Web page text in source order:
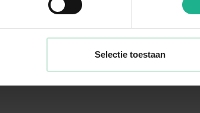
Selectie toestaan